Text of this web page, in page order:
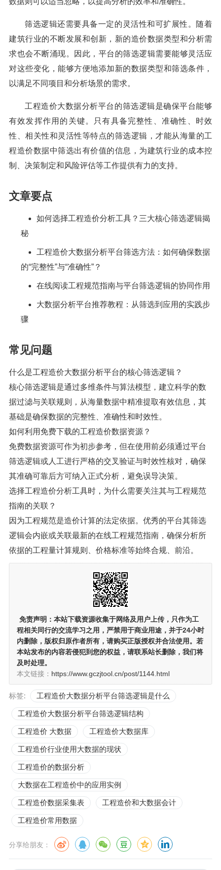
筛选逻辑还需要具备一定的灵活性和可扩展性。随着
建筑行业的不断发展和创新，新的造价数据类型和分析需
求也会不断涌现。因此，平台的筛选逻辑需要能够灵活应
对这些变化，能够方便地添加新的数据类型和筛选条件，
以满足不同项目和分析场景的需求。
工程造价大数据分析平台的筛选逻辑是确保平台能够
有效发挥作用的关键。只有具备完整性、准确性、时效
性、相关性和灵活性等特点的筛选逻辑，才能从海量的工
程造价数据中筛选出有价值的信息，为建筑行业的成本控
制、决策制定和风险评估等工作提供有力的支持。
文章要点
如何选择工程造价分析工具？三大核心筛选逻辑揭
秘
工程造价大数据分析平台筛选方法：如何确保数据
的“完整性”与“准确性”？
在线阅读工程规范指南与平台筛选逻辑的协同作用
大数据分析平台推荐教程：从筛选到应用的实践步
骤
常见问题
什么是工程造价大数据分析平台的核心筛选逻辑？
核心筛选逻辑是通过多维条件与算法模型，建立科学的数
据过滤与关联规则，从海量数据中精准提取有效信息，其
基础是确保数据的完整性、准确性和时效性。
如何利用免费下载的工程造价数据资源？
免费数据资源可作为初步参考，但在使用前必须通过平台
筛选逻辑或人工进行严格的交叉验证与时效性核对，确保
其准确可靠后方可纳入正式分析，避免误导决策。
选择工程造价分析工具时，为什么需要关注其与工程规范
指南的关联？
因为工程规范是造价计算的法定依据。优秀的平台其筛选
逻辑会内嵌或关联最新的在线工程规范指南，确保分析所
依据的工程量计算规则、价格标准等始终合规、前沿。
免责声明： 本站下载资源收集于网络及用户上传， 只作为工
程相关同行的交流学习之用 ，严禁用于商业用途，并于24小时
内删除，版权归原作者所有，请购买正版授权并合法使用。若
本站发布的内容若侵犯到您的权益，请联系站长删除，我们将
及时处理。
本文链接： https://www.gczjtool.cn/post/1144.html
标签: 工程造价大数据分析平台筛选逻辑是什么
工程造价大数据分析平台筛选逻辑结构
工程造价 大数据 工程造价大数据库
工程造价行业使用大数据的现状
工程造价的数据分析
大数据在工程造价中的应用实例
工程造价数据采集表 工程造价和大数据会计
工程造价常用数据
分享给朋友：